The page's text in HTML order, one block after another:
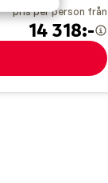
pris per person från
14 318:-